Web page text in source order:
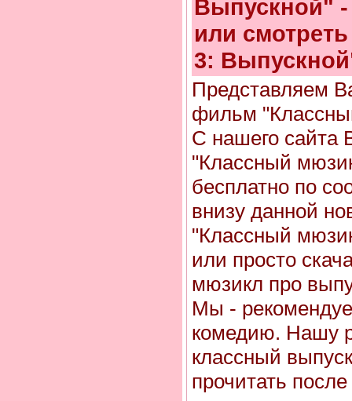
Выпускной" -
или
3:
Представляем
фильм
С нашего сайта
"Классный
бесплатно по
внизу данной
"Классный
или просто
мюзикл про
Мы -
комедию. Нашу
классный
прочитать